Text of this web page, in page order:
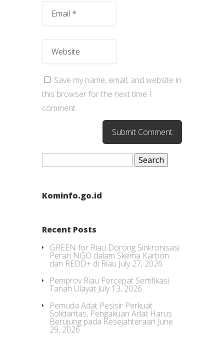
Save my name, email, and website in
this browser for the next time I
comment.
Search
Kominfo.go.id
Recent Posts
GREEN for Riau Dorong Sinkronisasi
Peran NGO dalam Skema Karbon
dan REDD+ di Riau July 27, 2026
Pemprov Riau Percepat Sertifikasi
Tanah Ulayat July 13, 2026
Pemuda Adat Pesisir Perkuat
Solidaritas, Pengakuan Adat Harus
Berujung pada Kesejahteraan June
29, 2026